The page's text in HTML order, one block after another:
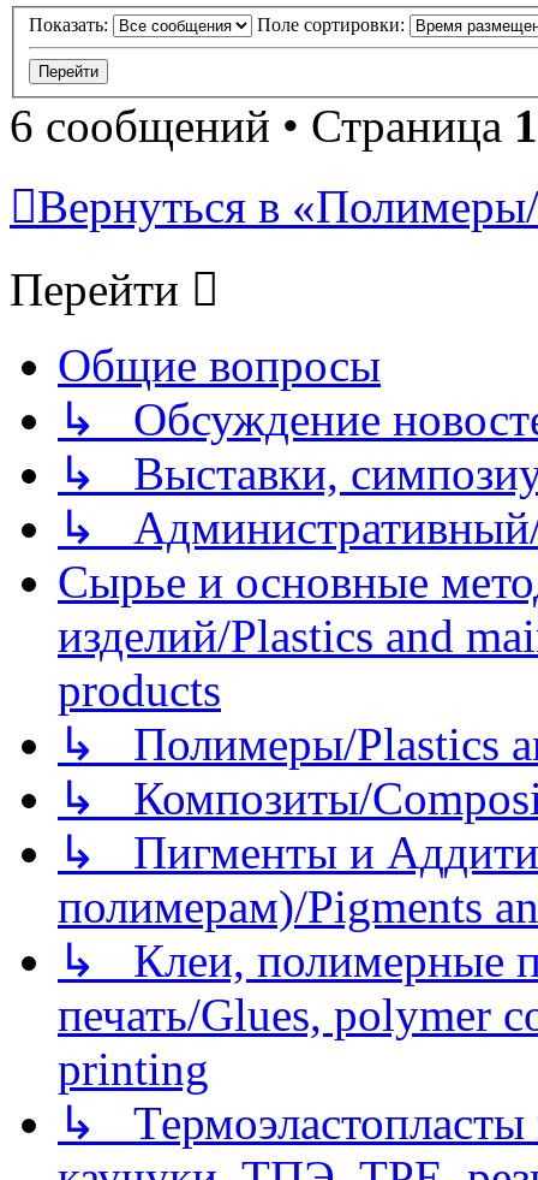
Показать: Поле сортировки:
6 сообщений • Страница 1
Вернуться в
Перейти
Общие вопросы
↳ Обсуждение
↳ Выставки,
↳
Сырье и основные
изделий/Plastics and
products
↳ Полимеры/Plastics
↳ Композиты/
↳ Пигменты и
полимерам)/Pigments
↳ Клеи, полимерные
печать/Glues, polymer
printing
↳